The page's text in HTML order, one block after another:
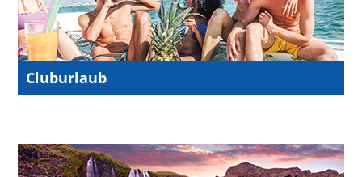
Cluburlaub